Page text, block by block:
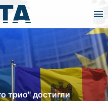
трио" достигли